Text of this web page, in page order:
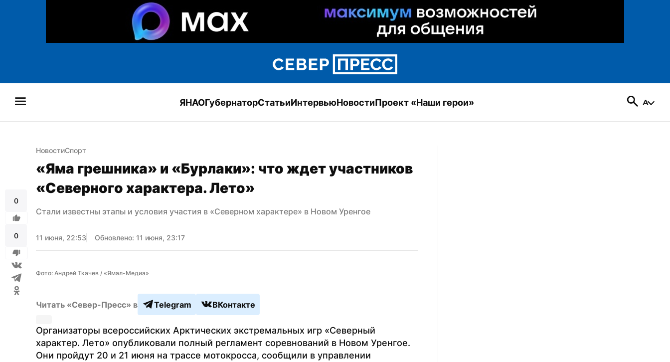
ЯНАОГубернаторСтатьиИнтервьюНовостиПроект «Наши герои»
0
0
НовостиСпорт
«Яма грешника» и «Бурлаки»: что ждет участников
«Северного характера. Лето»
Стали известны этапы и условия участия в «Северном характере» в Новом Уренгое
11 июня, 22:53 Обновлено: 11 июня, 23:17
Фото: Андрей Ткачев / «Ямал-Медиа»
Читать «Север-Пресс» в Telegram ВКонтакте
Организаторы всероссийских Арктических экстремальных игр «Северный
характер. Лето» опубликовали полный регламент соревнований в Новом Уренгое.
Они пройдут 20 и 21 июня на трассе мотокросса, сообщили в управлении